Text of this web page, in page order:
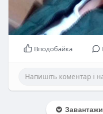
Вподобайка